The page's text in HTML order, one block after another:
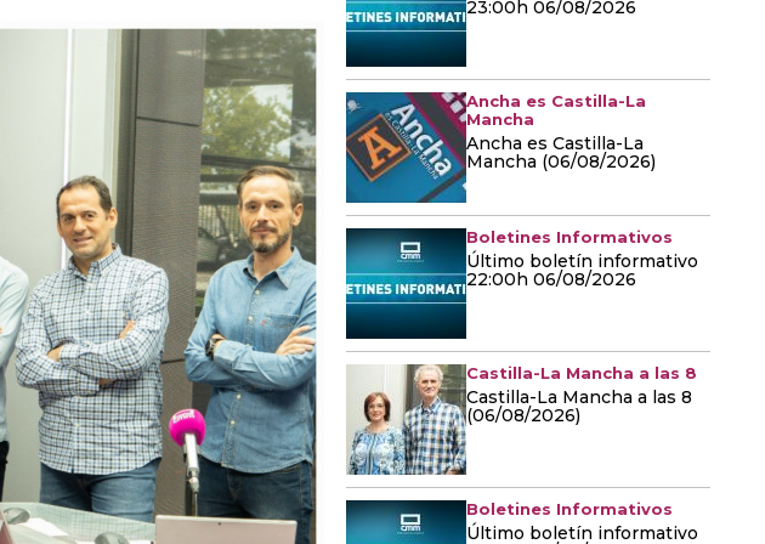
23:00h 06/08/2026
Ancha es Castilla-La
Mancha
Ancha es Castilla-La
Mancha (06/08/2026)
Boletines Informativos
Último boletín informativo
22:00h 06/08/2026
Castilla-La Mancha a las 8
Castilla-La Mancha a las 8
(06/08/2026)
Boletines Informativos
Último boletín informativo